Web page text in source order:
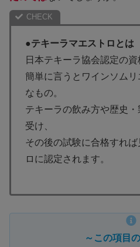
●テキーラマエストロとは
日本テキーラ協会認定の資
簡単に言うとワインソム
なもの。
テキーラの飲み方や歴史
受け、
その後の試験に合格すれ
ロに認定されます。
～この項目